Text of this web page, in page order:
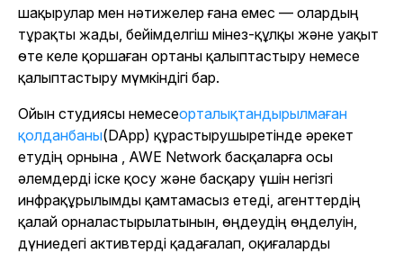
шақырулар мен нәтижелер ғана емес — олардың
тұрақты жады, бейімделгіш мінез-құлқы және уақыт
өте келе қоршаған ортаны қалыптастыру немесе
қалыптастыру мүмкіндігі бар.
Ойын студиясы немесеорталықтандырылмаған
қолданбаны(DApp) құрастырушыретінде әрекет
етудің орнына , AWE Network басқаларға осы
әлемдерді іске қосу және басқару үшін негізгі
инфрақұрылымды қамтамасыз етеді, агенттердің
қалай орналастырылатынын, өңдеудің өңделуін,
дүниедегі активтерді қадағалап, оқиғаларды